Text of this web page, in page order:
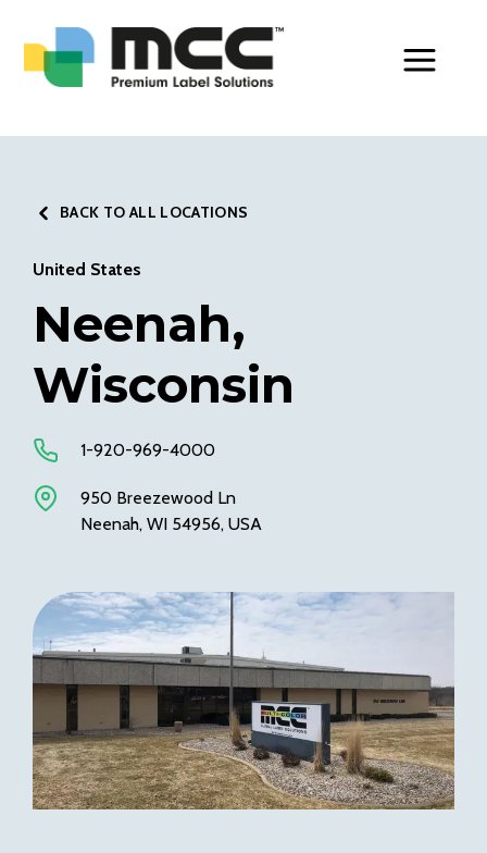
BACK TO ALL LOCATIONS
United States
Neenah,
Wisconsin
1-920-969-4000
950 Breezewood Ln
Neenah, WI 54956, USA